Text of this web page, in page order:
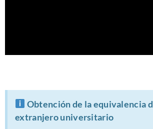
Obtención de la equivalencia
extranjero universitario